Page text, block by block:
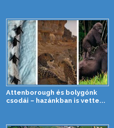
Attenborough és bolygónk
csodái – hazánkban is vette...